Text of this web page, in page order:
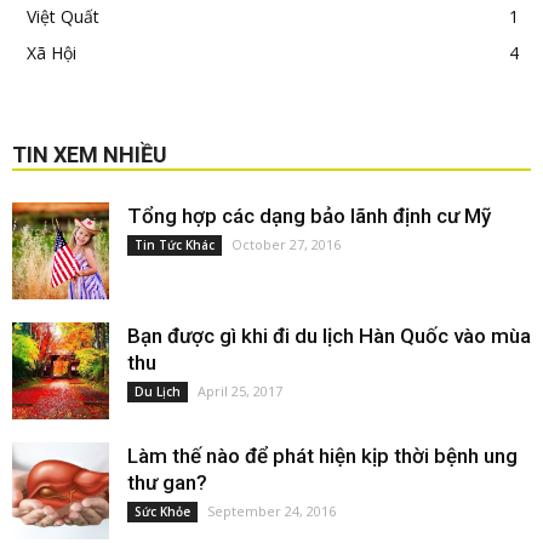
Việt Quất
1
Xã Hội
4
TIN XEM NHIỀU
Tổng hợp các dạng bảo lãnh định cư Mỹ
Tin Tức Khác October 27, 2016
Bạn được gì khi đi du lịch Hàn Quốc vào mùa
thu
Du Lịch April 25, 2017
Làm thế nào để phát hiện kịp thời bệnh ung
thư gan?
Sức Khỏe September 24, 2016